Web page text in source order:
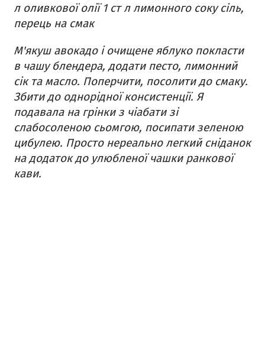
л оливкової олії1 ст л лимонного сокусіль,
перець на смак
М'якуш авокадо і очищене яблуко покласти
в чашу блендера, додати песто, лимонний
сік та масло. Поперчити, посолити до смаку.
Збити до однорідної консистенції. Я
подавала на грінки з чіабати зі
слабосоленою сьомгою, посипати зеленою
цибулею. Просто нереально легкий сніданок
на додаток до улюбленої чашки ранкової
кави.